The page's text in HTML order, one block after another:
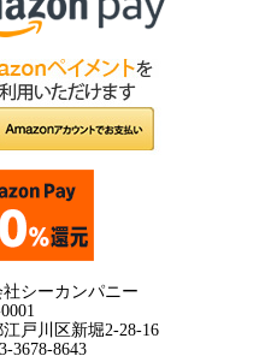
シーカンパニー
戸川区新堀2-28-16
3678-8643